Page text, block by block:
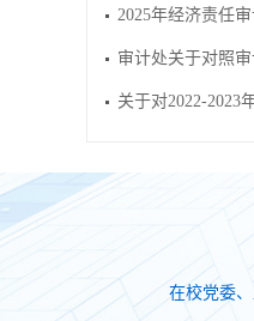
2025年经济责任
审计处关于对照
关于对2022-2023
在校党委